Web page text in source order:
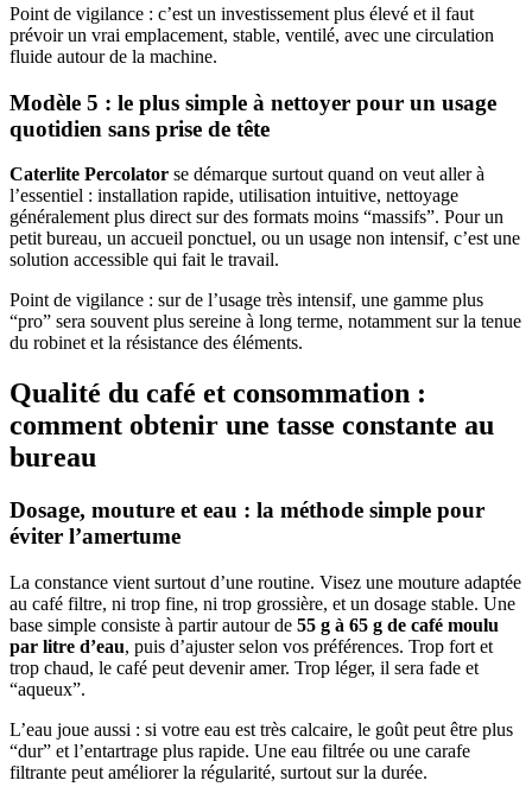
Point de vigilance : c’est un investissement plus élevé et il faut
prévoir un vrai emplacement, stable, ventilé, avec une circulation
fluide autour de la machine.
Modèle 5 : le plus simple à nettoyer pour un usage
quotidien sans prise de tête
Caterlite Percolator se démarque surtout quand on veut aller à
l’essentiel : installation rapide, utilisation intuitive, nettoyage
généralement plus direct sur des formats moins “massifs”. Pour un
petit bureau, un accueil ponctuel, ou un usage non intensif, c’est une
solution accessible qui fait le travail.
Point de vigilance : sur de l’usage très intensif, une gamme plus
“pro” sera souvent plus sereine à long terme, notamment sur la tenue
du robinet et la résistance des éléments.
Qualité du café et consommation :
comment obtenir une tasse constante au
bureau
Dosage, mouture et eau : la méthode simple pour
éviter l’amertume
La constance vient surtout d’une routine. Visez une mouture adaptée
au café filtre, ni trop fine, ni trop grossière, et un dosage stable. Une
base simple consiste à partir autour de 55 g à 65 g de café moulu
par litre d’eau, puis d’ajuster selon vos préférences. Trop fort et
trop chaud, le café peut devenir amer. Trop léger, il sera fade et
“aqueux”.
L’eau joue aussi : si votre eau est très calcaire, le goût peut être plus
“dur” et l’entartrage plus rapide. Une eau filtrée ou une carafe
filtrante peut améliorer la régularité, surtout sur la durée.